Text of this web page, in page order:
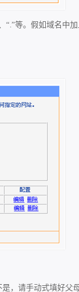
“.”等。假如域名中
，请手动式填好父